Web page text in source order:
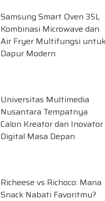
Samsung Smart Oven 35L
Kombinasi Microwave dan
Air Fryer Multifungsi
Dapur Modern
Universitas Multimedia
Nusantara Tempatnya
Calon Kreator dan Inovator
Digital Masa Depan
Richeese vs Richoco: Mana
Snack Nabati Favoritmu?